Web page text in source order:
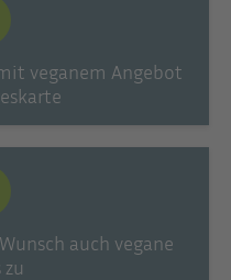
veganem Angebot
auch vegane